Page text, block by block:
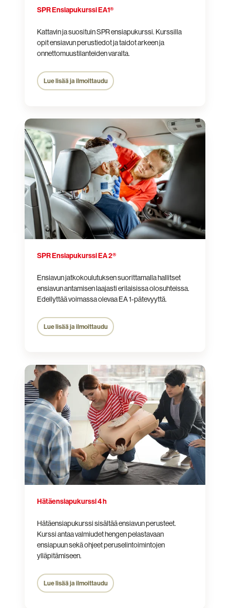
SPR Ensiapukurssi EA1®
Kattavin ja suosituin SPR ensiapukurssi. Kurssilla
opit ensiavun perustiedot ja taidot arkeen ja
onnettomuustilanteiden varalta.
Lue lisää ja ilmoittaudu
SPR
Ensiapukurssi
EA
2®
SPR Ensiapukurssi EA 2®
Ensiavun jatkokoulutuksen suorittamalla hallitset
ensiavun antamisen laajasti erilaisissa olosuhteissa.
Edellyttää voimassa olevaa EA 1-pätevyyttä.
Lue lisää ja ilmoittaudu
Hätäensiapukurssi
4
h
Hätäensiapukurssi 4 h
Hätäensiapukurssi sisältää ensiavun perusteet.
Kurssi antaa valmiudet hengen pelastavaan
ensiapuun sekä ohjeet peruselintoimintojen
ylläpitämiseen.
Lue lisää ja ilmoittaudu